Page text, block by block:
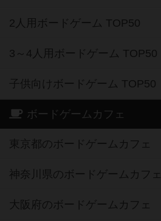
2人用ボードゲーム TOP50
3～4人用ボードゲーム TOP50
子供向けボードゲーム TOP50
ボードゲームカフェ
東京都のボードゲームカフェ
神奈川県のボードゲームカフェ
大阪府のボードゲームカフェ